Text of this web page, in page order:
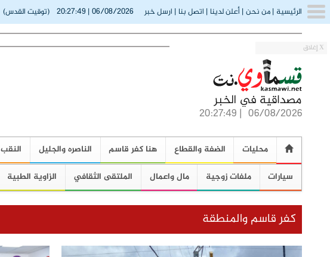
X إغلاق
الرئيسية |من نحن|أعلن لدينا | اتصل بنا | ارسل خبر 06/08/2026
|
20:27:51(توقيت القدس)
06/08/2026
|
20:27:51
محليات الضفة والقطاع هنا كفر قاسم الناصره والجليل النقب
سيارات
ملفات زوجية مال واعمال الملتقى الثقافي الزاوية الطبية
كفر قاسم والمنطقة